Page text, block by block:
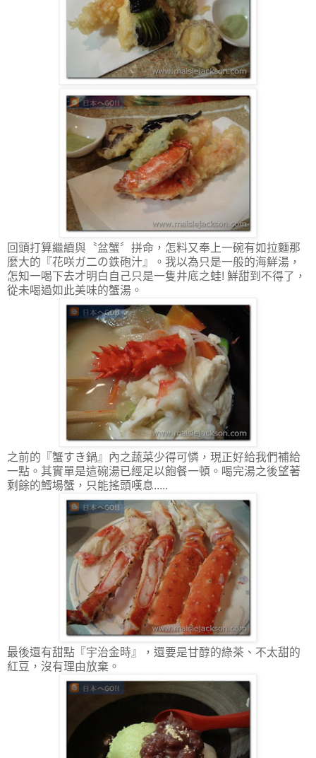
回頭打算繼續與〝盆蟹〞拼命，怎料又奉上一碗有如拉麵那
麼大的『花咲ガ二の鉄砲汁』。我以為只是一般的海鮮湯，
怎知一喝下去才明白自己只是一隻井底之蛙! 鮮甜到不得了，
從未喝過如此美味的蟹湯。
之前的『蟹すき鍋』內之蔬菜少得可憐，現正好給我們補給
一點。其實單是這碗湯已經足以飽餐一頓。喝完湯之後望著
剩餘的鱈場蟹，只能搖頭嘆息.....
最後還有甜點『宇治金時』，還要是甘醇的綠茶、不太甜的
紅豆，沒有理由放棄。